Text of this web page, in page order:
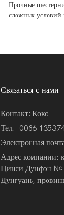
Прочные
сложных условий
Связаться с нами
Контакт: Коко
Тел.: 0086
Электронная
Адрес компании:
Цинси Дунфэн №
Дунгуань,